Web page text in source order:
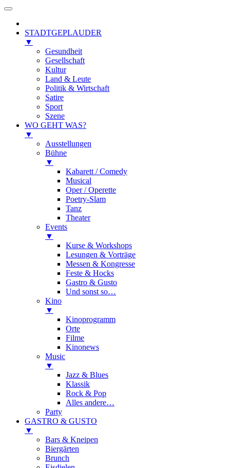
STADTGEPLAUDER
▼
Gesundheit
Gesellschaft
Kultur
Land & Leute
Politik & Wirtschaft
Satire
Sport
Szene
WO GEHT WAS?
▼
Ausstellungen
Bühne
▼
Kabarett / Comedy
Musical
Oper / Operette
Poetry-Slam
Tanz
Theater
Events
▼
Kurse & Workshops
Lesungen & Vorträge
Messen & Kongresse
Feste & Hocks
Gastro & Gusto
Und sonst so…
Kino
▼
Kinoprogramm
Orte
Filme
Kinonews
Music
▼
Jazz & Blues
Klassik
Rock & Pop
Alles andere…
Party
GASTRO & GUSTO
▼
Bars & Kneipen
Biergärten
Brunch